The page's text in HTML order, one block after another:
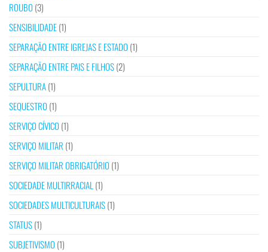
ROUBO (3)
SENSIBILIDADE(1)
SEPARAÇÃO ENTRE IGREJAS E ESTADO (1)
SEPARAÇÃO ENTRE PAIS E FILHOS(2)
SEPULTURA(1)
SEQUESTRO (1)
SERVIÇO CÍVICO (1)
SERVIÇO MILITAR (1)
SERVIÇO MILITAR OBRIGATÓRIO (1)
SOCIEDADE MULTIRRACIAL(1)
SOCIEDADES MULTICULTURAIS(1)
STATUS(1)
SUBJETIVISMO (1)